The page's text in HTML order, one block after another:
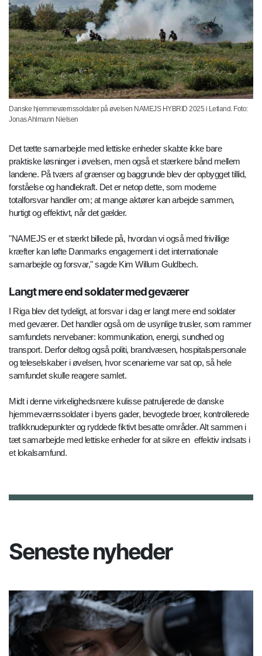
Danske hjemmeværnssoldater på øvelsen NAMEJS HYBRID 2025 i Letland. Foto:
Jonas Ahlmann Nielsen
Det tætte samarbejde med lettiske enheder skabte ikke bare
praktiske løsninger i øvelsen, men også et stærkere bånd mellem
landene. På tværs af grænser og baggrunde blev der opbygget tillid,
forståelse og handlekraft. Det er netop dette, som moderne
totalforsvar handler om; at mange aktører kan arbejde sammen,
hurtigt og effektivt, når det gælder.
"NAMEJS er et stærkt billede på, hvordan vi også med frivillige
kræfter kan løfte Danmarks engagement i det internationale
samarbejde og forsvar," sagde Kim Willum Guldbech.
Langt mere end soldater med geværer
I Riga blev det tydeligt, at forsvar i dag er langt mere end soldater
med geværer. Det handler også om de usynlige trusler, som rammer
samfundets nervebaner: kommunikation, energi, sundhed og
transport. Derfor deltog også politi, brandvæsen, hospitalspersonale
og teleselskaber i øvelsen, hvor scenarierne var sat op, så hele
samfundet skulle reagere samlet.
Midt i denne virkelighedsnære kulisse patruljerede de danske
hjemmeværnssoldater i byens gader, bevogtede broer, kontrollerede
trafikknudepunkter og ryddede fiktivt besatte områder. Alt sammen i
tæt samarbejde med lettiske enheder for at sikre en effektiv indsats i
et lokalsamfund.
Seneste nyheder